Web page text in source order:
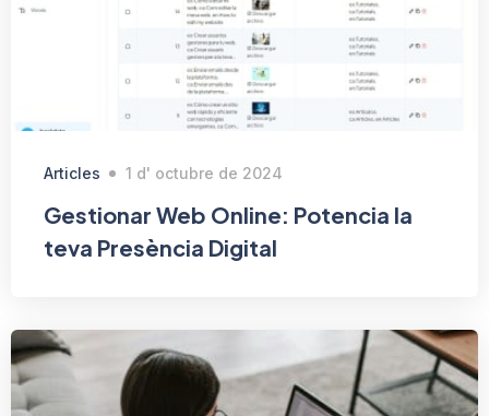
Articles 1 d' octubre de 2024
Gestionar Web Online: Potencia la
teva Presència Digital